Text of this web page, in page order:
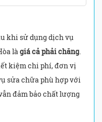
khi sử dụng dịch vụ
làgiá cả phải chăng.
kiệm chi phí, đơn vị
sửa chữa phù hợp với
đảm bảo chất lượng